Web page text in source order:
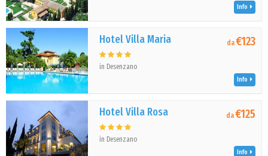
Info
Hotel Villa Maria
in Desenzano
da€123
Info
Hotel Villa Rosa
in Desenzano
da€125
Info